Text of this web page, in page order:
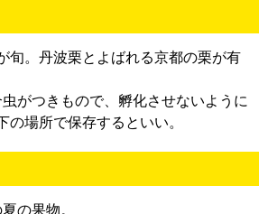
旬。丹波栗とよばれる京都の栗が有
がつきもので、孵化させないように
の場所で保存するといい。
の果物。